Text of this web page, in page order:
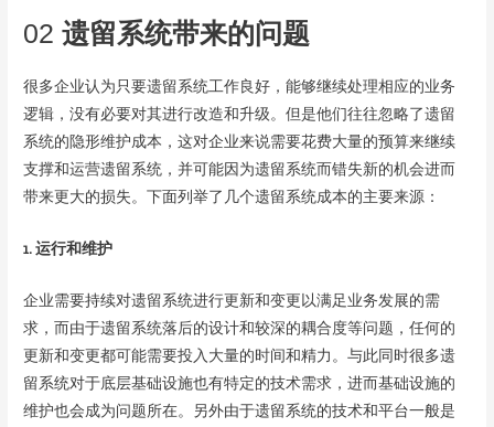
02遗留系统带来的问题
很多企业认为只要遗留系统工作良好，能够继续处理相应的业务
逻辑，没有必要对其进行改造和升级。但是他们往往忽略了遗留
系统的隐形维护成本，这对企业来说需要花费大量的预算来继续
支撑和运营遗留系统，并可能因为遗留系统而错失新的机会进而
带来更大的损失。下面列举了几个遗留系统成本的主要来源：
1. 运行和维护
企业需要持续对遗留系统进行更新和变更以满足业务发展的需
求，而由于遗留系统落后的设计和较深的耦合度等问题，任何的
更新和变更都可能需要投入大量的时间和精力。与此同时很多遗
留系统对于底层基础设施也有特定的技术需求，进而基础设施的
维护也会成为问题所在。另外由于遗留系统的技术和平台一般是